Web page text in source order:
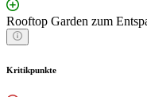
Rooftop Garden zum
Kritikpunkte